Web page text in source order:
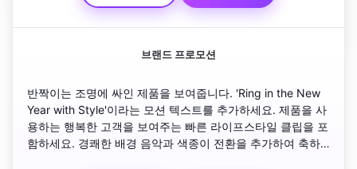
브랜드 프로모션
반짝이는 조명에 싸인 제품을 보여줍니다. 'Ring in the New
Year with Style'이라는 모션 텍스트를 추가하세요. 제품을 사
용하는 행복한 고객을 보여주는 빠른 라이프스타일 클립을 포
함하세요. 경쾌한 배경 음악과 색종이 전환을 추가하여 축하